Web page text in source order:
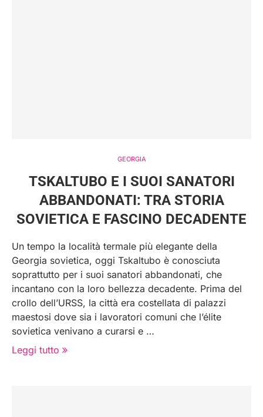
GEORGIA
TSKALTUBO E I SUOI SANATORI
ABBANDONATI: TRA STORIA
SOVIETICA E FASCINO DECADENTE
Un tempo la località termale più elegante della
Georgia sovietica, oggi Tskaltubo è conosciuta
soprattutto per i suoi sanatori abbandonati, che
incantano con la loro bellezza decadente. Prima del
crollo dell’URSS, la città era costellata di palazzi
maestosi dove sia i lavoratori comuni che l’élite
sovietica venivano a curarsi e …
Leggi tutto